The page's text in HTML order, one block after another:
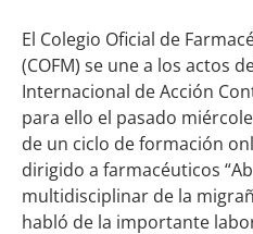
El Colegio Oficial de
(COFM) se une a los actos
Internacional de Acción
para ello el pasado
de un ciclo de formación
dirigido a farmacéuticos
multidisciplinar de la
habló de la importante